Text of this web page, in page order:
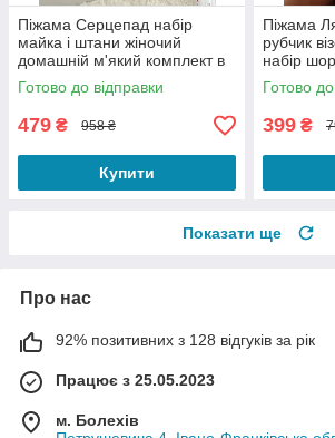
Піжама Серцепад набір
майка і штани жіночий
домашній м'який комплект в
червоні серця в рубчик білий
S
Готово до відправки
479 ₴ 958 ₴
Купити
Піжама
рубчик
набір
чорний S
Готово
399 ₴
Показати ще
Про нас
92% позитивних з 128 відгуків за рік
Працює з 25.05.2023
м. Болехів